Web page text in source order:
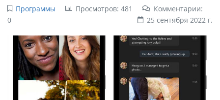
Программы Просмотров: 481
Комментарии:
0
25 сентября 2022 г.